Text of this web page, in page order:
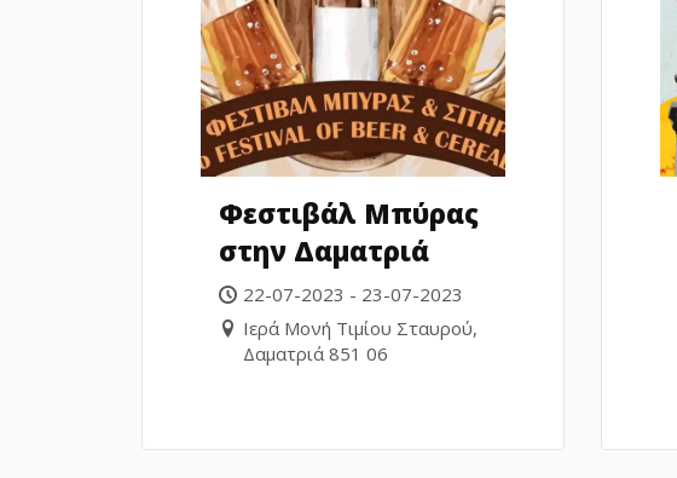
Φεστιβάλ Μπύρας
στην Δαματριά
22-07-2023 - 23-07-2023
Ιερά Μονή Τιμίου Σταυρού,
Δαματριά 851 06